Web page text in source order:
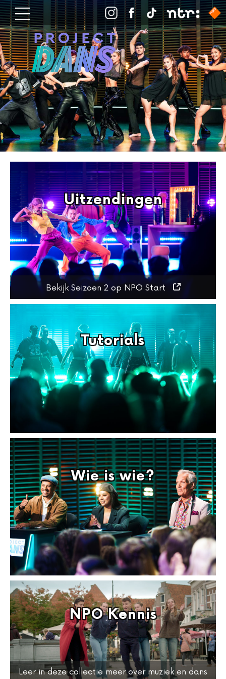
Uitzendingen
Bekijk Seizoen 2 op NPO Start
Tutorials
Wie is wie?
NPO Kennis
Leer in deze collectie meer over muziek en dans